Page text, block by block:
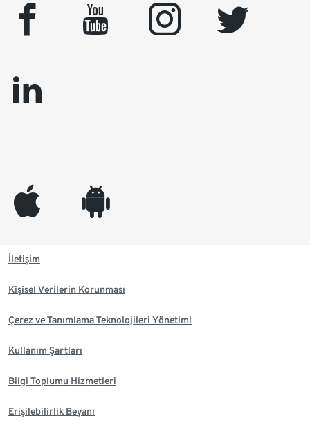
facebook youtube instagram
twitter
linkedin
appleinc android
İletişim
Kişisel Verilerin Korunması
Çerez ve Tanımlama Teknolojileri Yönetimi
Kullanım Şartları
Bilgi Toplumu Hizmetleri
Erişilebilirlik Beyanı